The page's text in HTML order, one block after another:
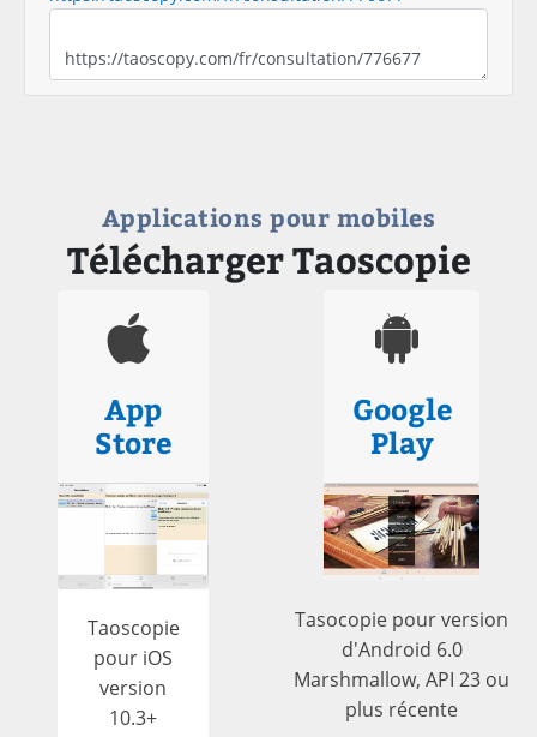
Applications pour mobiles
Télécharger Taoscopie
App
Store
Taoscopie
pour iOS
version
10.3+
Google
Play
Tasocopie pour version
d'Android 6.0
Marshmallow, API 23 ou
plus récente